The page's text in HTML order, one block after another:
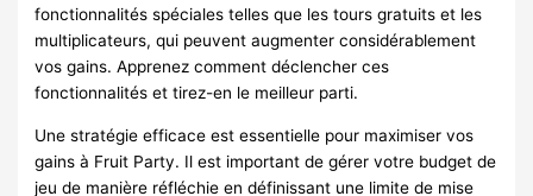
fonctionnalités spéciales telles que les tours gratuits et les
multiplicateurs, qui peuvent augmenter considérablement
vos gains. Apprenez comment déclencher ces
fonctionnalités et tirez-en le meilleur parti.
Une stratégie efficace est essentielle pour maximiser vos
gains à Fruit Party. Il est important de gérer votre budget de
jeu de manière réfléchie en définissant une limite de mise